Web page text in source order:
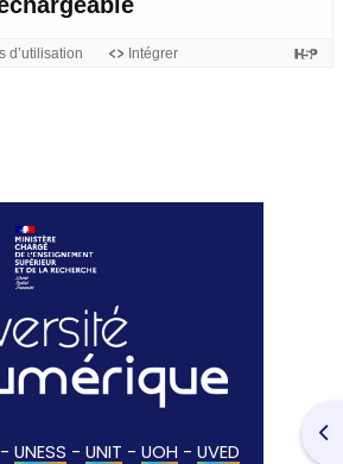
- UNESS - UNIT - UOH - UVED